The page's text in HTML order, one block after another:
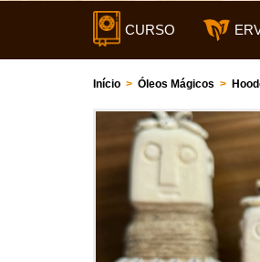
CURSO
Início > Óleos Mágicos >